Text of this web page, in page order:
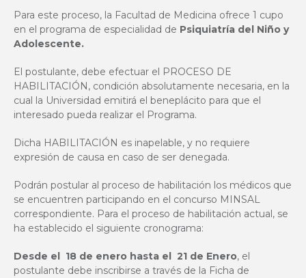
Para este proceso, la Facultad de Medicina ofrece 1 cupo
en el programa de especialidad de Psiquiatría del Niño y
Adolescente.
El postulante, debe efectuar el PROCESO DE
HABILITACIÓN, condición absolutamente necesaria, en la
cual la Universidad emitirá el beneplácito para que el
interesado pueda realizar el Programa.
Dicha HABILITACIÓN es inapelable, y no requiere
expresión de causa en caso de ser denegada.
Podrán postular al proceso de habilitación los médicos que
se encuentren participando en el concurso MINSAL
correspondiente. Para el proceso de habilitación actual, se
ha establecido el siguiente cronograma:
Desde el 18 de enero hasta el 21 de Enero, el
postulante debe inscribirse a través de la Ficha de